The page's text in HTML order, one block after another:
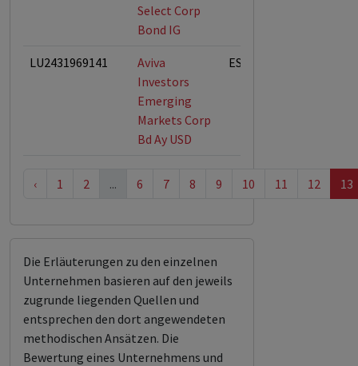
Select Corp
Bond IG
LU2431969141
Aviva
Investors
Emerging
Markets Corp
Bd Ay USD
ESG-Fonds
‹ 1 2 ... 6 7 8 9 10 11 12 13
Die Erläuterungen zu den einzelnen
Unternehmen basieren auf den jeweils
zugrunde liegenden Quellen und
entsprechen den dort angewendeten
methodischen Ansätzen. Die
Bewertung eines Unternehmens und